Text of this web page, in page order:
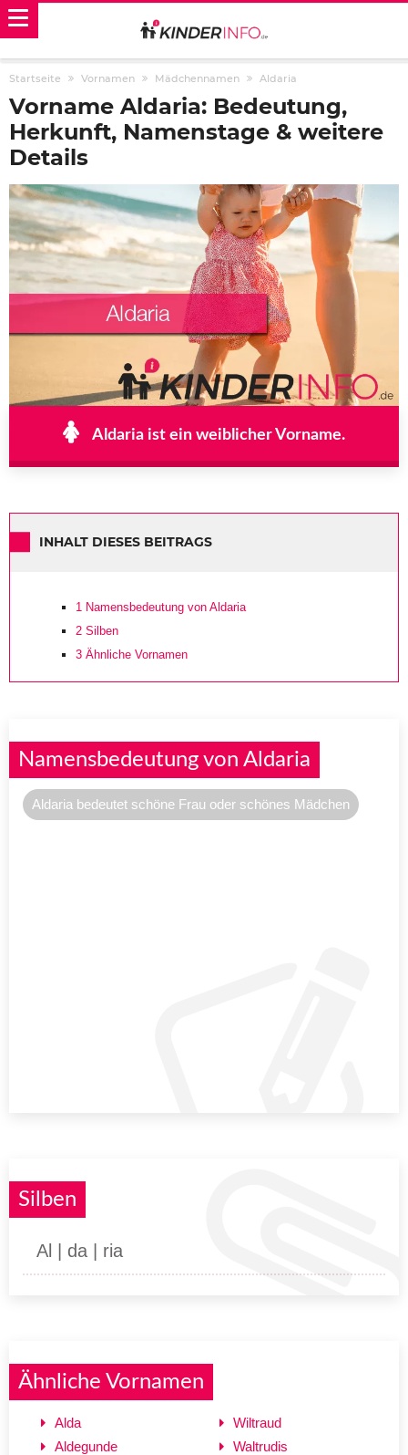
Startseite Vornamen Mädchennamen Aldaria
Vorname Aldaria: Bedeutung,
Herkunft, Namenstage & weitere
Details
Aldaria ist ein weiblicher Vorname.
INHALT DIESES BEITRAGS
1 Namensbedeutung von Aldaria
2 Silben
3 Ähnliche Vornamen
Namensbedeutung von Aldaria
Aldaria bedeutet schöne Frau oder schönes Mädchen
Silben
Al | da | ria
Ähnliche Vornamen
Alda
Aldegunde
Wiltraud
Waltrudis